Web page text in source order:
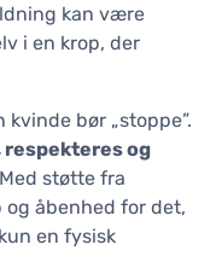
kan være
i en krop, der
bør „stoppe”.
og
støtte fra
og åbenhed for det,
en fysisk